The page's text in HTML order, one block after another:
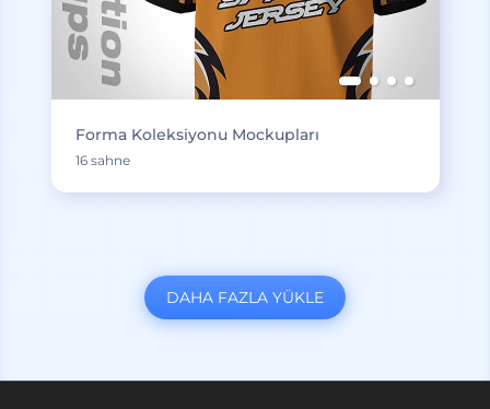
Forma Koleksiyonu Mockupları
16 sahne
DAHA FAZLA YÜKLE